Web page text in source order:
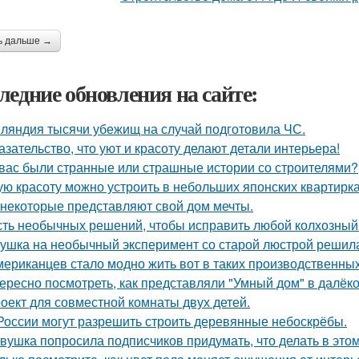
дальше →
обновления на сайте:
тысячи убежищ на случай подготовила ЧС.
что уют и красоту делают детали интерьера!
были странные или страшные истории со строителями?
красоту можно устроить в небольших японских
представляют свой дом мечты.
необычных решений, чтобы исправить любой
на необычный эксперимент со старой люстрой
стало модно жить вот в таких
посмотреть, как представляли "Умный дом" в
для совместной комнаты двух детей.
могут разрешить строить деревянные небоскрёбы.
попросила подписчиков придумать, что делать в